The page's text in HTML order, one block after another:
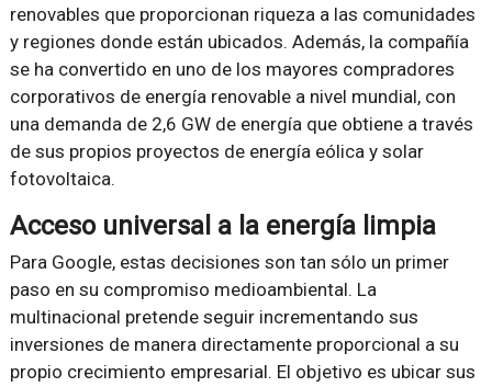
renovables que proporcionan riqueza a las comunidades
y regiones donde están ubicados. Además, la compañía
se ha convertido en uno de los mayores compradores
corporativos de energía renovable a nivel mundial, con
una demanda de 2,6 GW de energía que obtiene a través
de sus propios proyectos de energía eólica y solar
fotovoltaica.
Acceso universal a la energía limpia
Para Google, estas decisiones son tan sólo un primer
paso en su compromiso medioambiental. La
multinacional pretende seguir incrementando sus
inversiones de manera directamente proporcional a su
propio crecimiento empresarial. El objetivo es ubicar sus